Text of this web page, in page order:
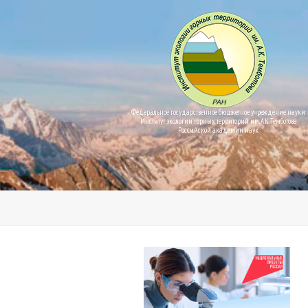
Федеральное государственное бюджетное учреждение науки
Институт экологии горных территорий им. А.К. Темботова
Российской академии наук